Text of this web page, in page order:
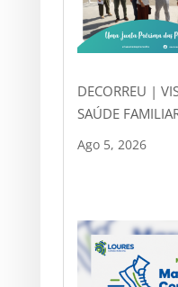
DECORREU |
SAÚDE
Ago 5, 2026